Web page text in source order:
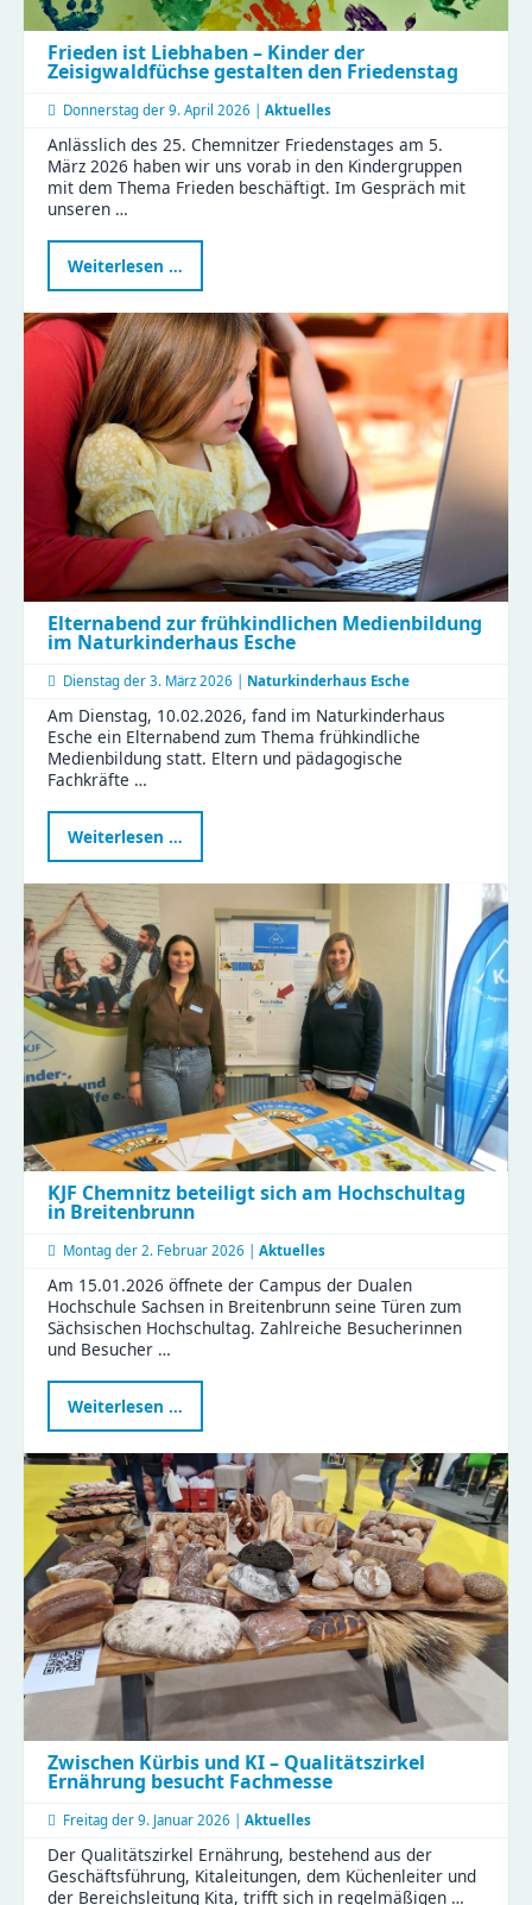
Frieden ist Liebhaben – Kinder der
Zeisigwaldfüchse gestalten den Friedenstag
Donnerstag der 9. April 2026 | Aktuelles
Anlässlich des 25. Chemnitzer Friedenstages am 5.
März 2026 haben wir uns vorab in den Kindergruppen
mit dem Thema Frieden beschäftigt. Im Gespräch mit
unseren …
Weiterlesen …
ist
Liebhaben
–
Kinder
der
Zeisigwaldfüchse
gestalten
den
Friedenstag
Elternabend zur frühkindlichen Medienbildung
im Naturkinderhaus Esche
Dienstag der 3. März 2026 | Naturkinderhaus Esche
Am Dienstag, 10.02.2026, fand im Naturkinderhaus
Esche ein Elternabend zum Thema frühkindliche
Medienbildung statt. Eltern und pädagogische
Fachkräfte …
Weiterlesen …
zur
Naturkinderhaus
Esche
KJF Chemnitz beteiligt sich am Hochschultag
in Breitenbrunn
Montag der 2. Februar 2026 | Aktuelles
Am 15.01.2026 öffnete der Campus der Dualen
Hochschule Sachsen in Breitenbrunn seine Türen zum
Sächsischen Hochschultag. Zahlreiche Besucherinnen
und Besucher …
Weiterlesen …
Chemnitz
beteiligt
sich
am
Hochschultag
in
Breitenbrunn
Zwischen Kürbis und KI – Qualitätszirkel
Ernährung besucht Fachmesse
Freitag der 9. Januar 2026 | Aktuelles
Der Qualitätszirkel Ernährung, bestehend aus der
Geschäftsführung, Kitaleitungen, dem Küchenleiter und
der Bereichsleitung Kita, trifft sich in regelmäßigen …